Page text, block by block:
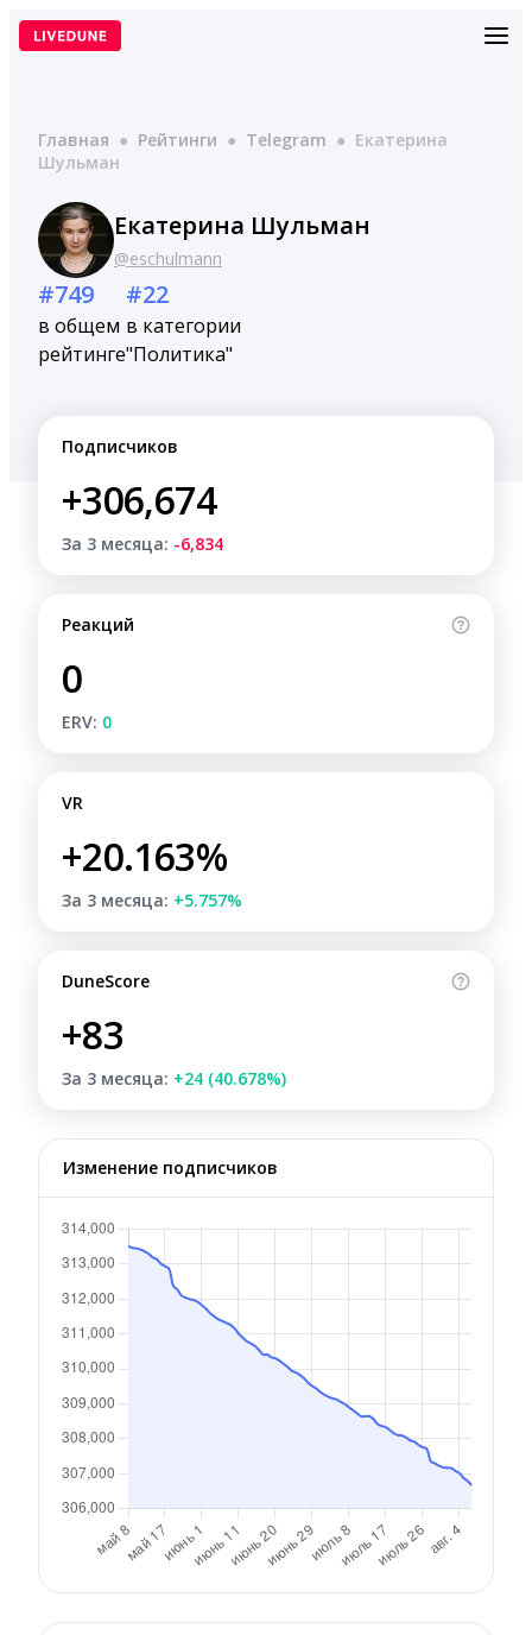
Перейти
Главная ● Рейтинги ● Telegram ● Екатерина
Шульман
Екатерина Шульман
@eschulmann
#749
в общем
рейтинге
#22
в категории
"Политика"
Подписчиков
+306,674
За 3 месяца: -6,834
Реакций
0
ERV: 0
VR
+20.163%
За 3 месяца: +5.757%
DuneScore
+83
За 3 месяца: +24 (40.678%)
Изменение подписчиков